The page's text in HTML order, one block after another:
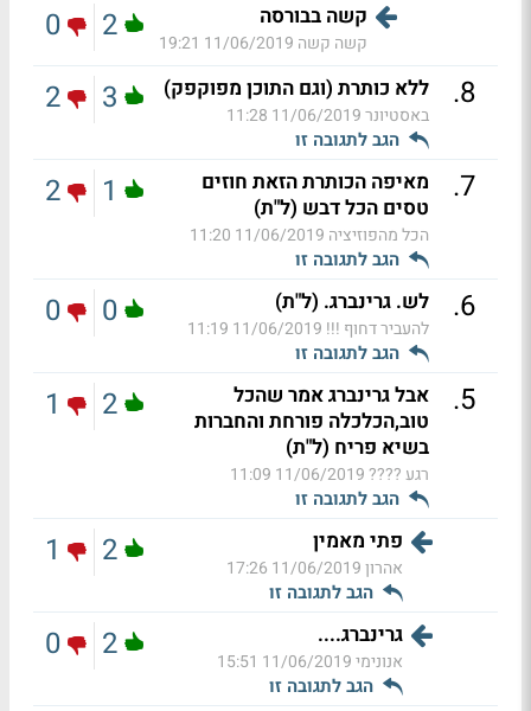
קשה בבורסה
קשה קשה 11/06/2019 19:21
2
0
8
. ללא כותרת (וגם התוכן מפוקפק)
באסטיונר11/06/2019 11:28
הגב לתגובה זו
3
2
7
.
מאיפה הכותרת הזאת חוזים
טסים הכל דבש (ל"ת)
הכל מהפוזיציה 11/06/2019 11:20
הגב לתגובה זו
1
2
6
. לש. גרינברג. (ל"ת)
להעביר דחוף !!! 11/06/2019 11:19
הגב לתגובה זו
0
0
5
.
אבל גרינברג אמר שהכל
טוב,הכלכלה פורחת והחברות
בשיא פריח (ל"ת)
רגע ????11/06/2019 11:09
הגב לתגובה זו
2
1
פתי מאמין
אהרון11/06/2019 17:26
הגב לתגובה זו
2
1
גרינברג....
אנונימי11/06/2019 15:51
הגב לתגובה זו
2
0